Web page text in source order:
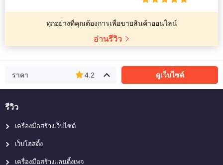
ทุกอย่างที่คุณต้องการเพื่อขายสินค้าออนไลน์
อ่านรีวิว
ราคา 4.2 ดูเว็บไซต์
รีวิว
เครื่องมือสร้างเว็บไซต์
เว็บโฮสติ้ง
เครื่องมือสร้างแลนดิ้งเพจ